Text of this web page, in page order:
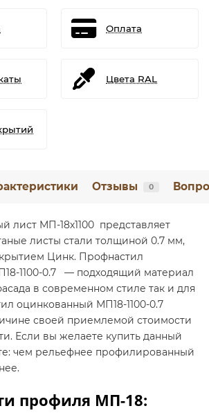
Оплата
Цвета RAL
Отзывы 0
лист МП-18х1100 представляет
листы стали толщиной 0.7 мм,
Цинк. Профнастил
1100-0.7 — подходящий материал
в современном стиле так и для
оцинкованный МП18-1100-0.7
своей приемлемой стоимости
Если вы желаете купить данный
чем рельефнее профилированный
профиля МП-18: